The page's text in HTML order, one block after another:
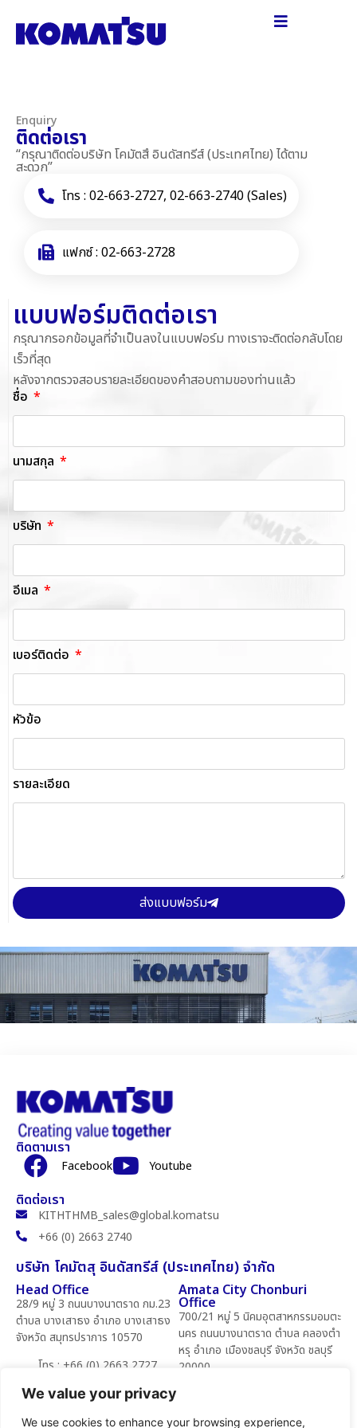
We value your privacy
We use cookies to enhance your browsing experience,
Enquiry
ติดต่อเรา
“กรุณาติดต่อบริษัท โคมัตสึ อินดัสทรีส์ (ประเทศไทย) ได้ตาม
สะดวก”
โทร : 02-663-2727, 02-663-2740 (Sales)
แฟกซ์ : 02-663-2728
แบบฟอร์มติดต่อเรา
กรุณากรอกข้อมูลที่จำเป็นลงในแบบฟอร์ม ทางเราจะติดต่อกลับโดย
เร็วที่สุด
หลังจากตรวจสอบรายละเอียดของคำสอบถามของท่านแล้ว
ชื่อ
นามสกุล
บริษัท
อีเมล
เบอร์ติดต่อ
หัวข้อ
รายละเอียด
ส่งแบบฟอร์ม
ติดตามเรา
Facebook Youtube
ติดต่อเรา
KITHTHMB_sales@global.komatsu
+66 (0) 2663 2740
บริษัท โคมัตสุ อินดัสทรีส์ (ประเทศไทย) จำกัด
Head Office
28/9 หมู่ 3 ถนนบางนาตราด กม.23
ตำบล บางเสาธง อำเภอ บางเสาธง
จังหวัด สมุทรปราการ 10570
โทร : +66 (0) 2663 2727
แฟกซ์ : +66 (0) 2663 2728
Amata City Chonburi
Office
700/21 หมู่ 5 นิคมอุตสาหกรรมอมตะ
นคร ถนนบางนาตราด ตำบล คลองตำ
หรุ อำเภอ เมืองชลบุรี จังหวัด ชลบุรี
20000
แฟกซ์ : +66 (0) 33 141 068